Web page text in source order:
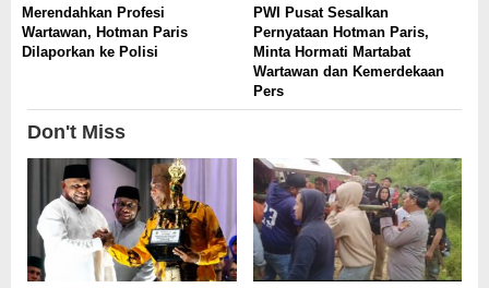
Merendahkan Profesi
Wartawan, Hotman Paris
Dilaporkan ke Polisi
PWI Pusat Sesalkan
Pernyataan Hotman Paris,
Minta Hormati Martabat
Wartawan dan Kemerdekaan
Pers
Don't Miss